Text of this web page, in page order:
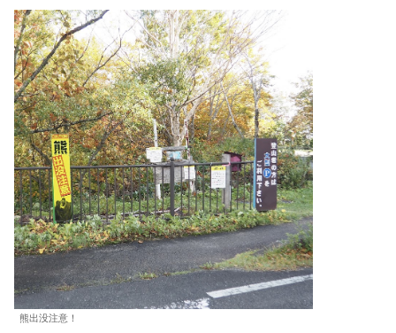
熊出没注意！